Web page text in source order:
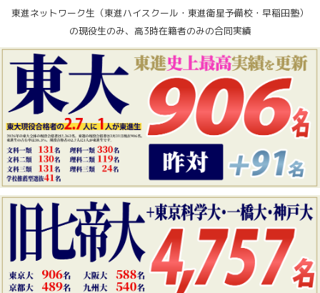
東進ネットワーク生（東進ハイスクール・東進衛星予備校・早稲田塾）
の現役生のみ、高3時在籍者のみの合同実績